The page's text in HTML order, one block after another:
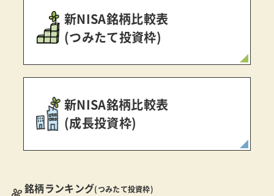
新NISA銘柄比較表
(つみたて投資枠)
新NISA銘柄比較表
(成長投資枠)
銘柄ランキング(つみたて投資枠)